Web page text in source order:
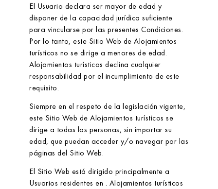
El Usuario declara ser mayor de edad y
disponer de la capacidad jurídica suficiente
para vincularse por las presentes Condiciones.
Por lo tanto, este Sitio Web de Alojamientos
turísticos no se dirige a menores de edad.
Alojamientos turísticos declina cualquier
responsabilidad por el incumplimiento de este
requisito.
Siempre en el respeto de la legislación vigente,
este Sitio Web de Alojamientos turísticos se
dirige a todas las personas, sin importar su
edad, que puedan acceder y/o navegar por las
páginas del Sitio Web.
El Sitio Web está dirigido principalmente a
Usuarios residentes en . Alojamientos turísticos